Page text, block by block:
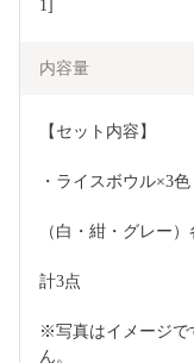
1]
内容量
【セット内容】
・ライスボウル×3色
（白・紺・グレー）
計3点
※写真はイメージで
ん。